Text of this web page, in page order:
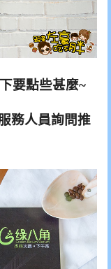
要點些甚麼~
務人員詢問推